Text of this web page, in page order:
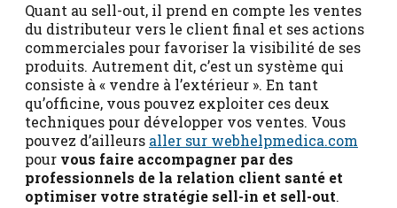
Quant au sell-out, il prend en compte les ventes
du distributeur vers le client final et ses actions
commerciales pour favoriser la visibilité de ses
produits. Autrement dit, c’est un système qui
consiste à « vendre à l’extérieur ». En tant
qu’officine, vous pouvez exploiter ces deux
techniques pour développer vos ventes. Vous
pouvez d’ailleurs aller sur webhelpmedica.com
pour vous faire accompagner par des
professionnels de la relation client santé et
optimiser votre stratégie sell-in et sell-out.